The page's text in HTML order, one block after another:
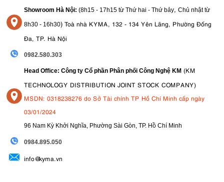
Showroom Hà Nội: (8h15 - 17h15 từ Thứ hai - Thứ bảy, Chủ nhật từ
8h30 - 16h30) Toà nhà KYMA, 132 - 134 Yên Lãng, Phường Đống
Đa, TP. Hà Nội
0982.580.303
Head Office: Công ty Cổ phần Phân phối Công Nghệ KM (KM
TECHNOLOGY DISTRIBUTION JOINT STOCK COMPANY)
MSDN: 0318238276 do Sở Tài chính TP Hồ Chí Minh cấp ngày
03/01/2024
96 Nam Kỳ Khởi Nghĩa, Phường Sài Gòn, TP. Hồ Chí Minh
0984.895.050
info@kyma.vn